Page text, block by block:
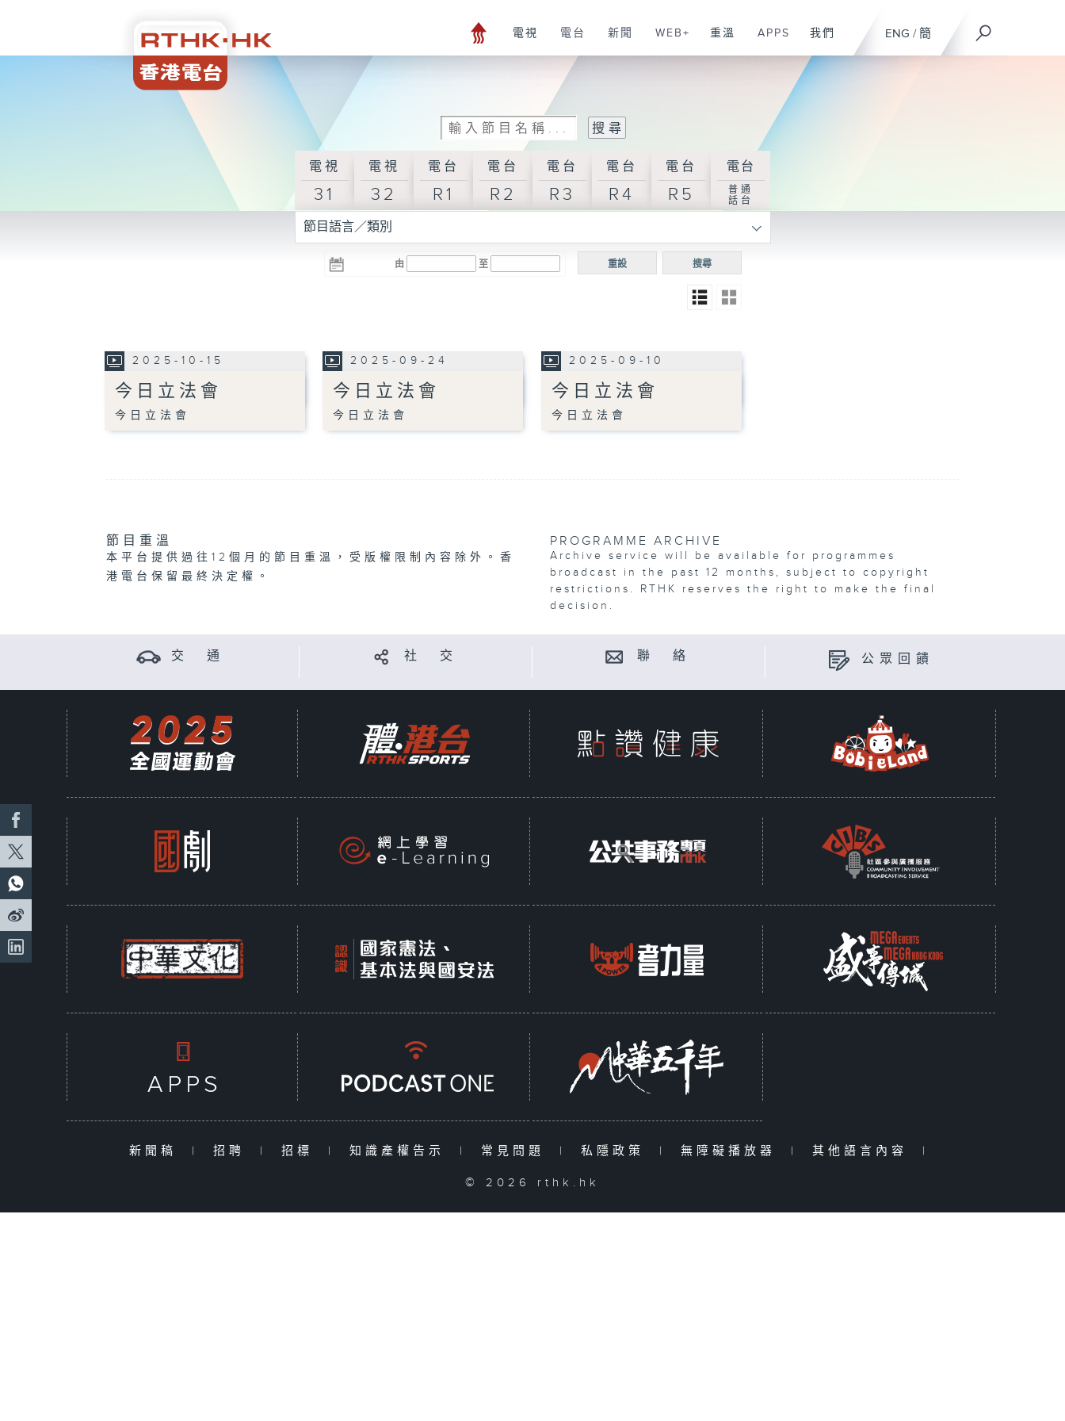
ENG / 簡
電視 電台 新聞 WEB+ 重溫 APPS 我們
電視
31
電視
32
電台
R1
電台
R2
電台
R3
電台
R4
電台
R5
電台
普通
話台
節目語言／類別
由 至 搜尋
重設
2025-10-15
今日立法會
今日立法會
2025-09-24
今日立法會
今日立法會
2025-09-10
今日立法會
今日立法會
節目重溫
本平台提供過往12個月的節目重溫，受版權限制內容除外。香
港電台保留最終決定權。
PROGRAMME ARCHIVE
Archive service will be available for programmes
broadcast in the past 12 months, subject to copyright
restrictions. RTHK reserves the right to make the final
decision.
交 通 社 交 聯 絡 公眾回饋
新聞稿 | 招聘 | 招標 | 知識產權告示 | 常見問題 | 私隱政策 | 無障礙播放器 | 其他語言內容 |
© 2026 rthk.hk